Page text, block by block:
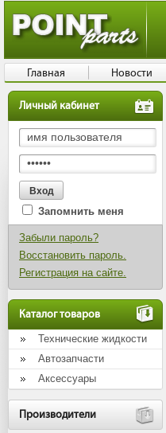
Личный кабинет
Запомнить меня
Забыли пароль?
Восстановить пароль.
Регистрация на сайте.
Каталог товаров
Технические жидкости
Автозапчасти
Аксессуары
Производители
Главная Новости